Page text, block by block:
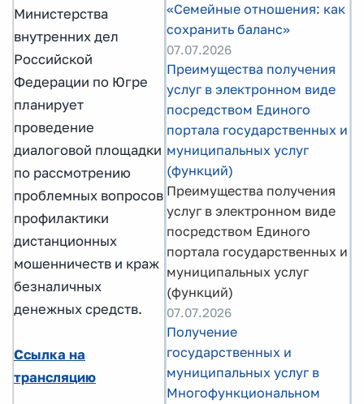
Министерства
внутренних дел
Российской
Федерации по Югре
планирует
проведение
диалоговой площадки
по рассмотрению
проблемных вопросов
профилактики
дистанционных
мошенничеств и краж
безналичных
денежных средств.
Ссылка на
трансляцию
«Семейные отношения: как
сохранить баланс»
07.07.2026
Преимущества получения
услуг в электронном виде
посредством Единого
портала государственных и
муниципальных услуг
(функций)
Преимущества получения
услуг в электронном виде
посредством Единого
портала государственных и
муниципальных услуг
(функций)
07.07.2026
Получение
государственных и
муниципальных услуг в
Многофункциональном